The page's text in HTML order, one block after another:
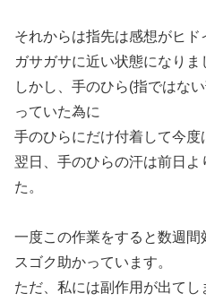
それからは指先は感想がヒ
ガサガサに近い状態になりま
しかし、手のひら(指ではな
っていた為に
手のひらにだけ付着して今度
翌日、手のひらの汗は前日
た。
一度この作業をすると数週
スゴク助かっています。
ただ、私には副作用が出てし